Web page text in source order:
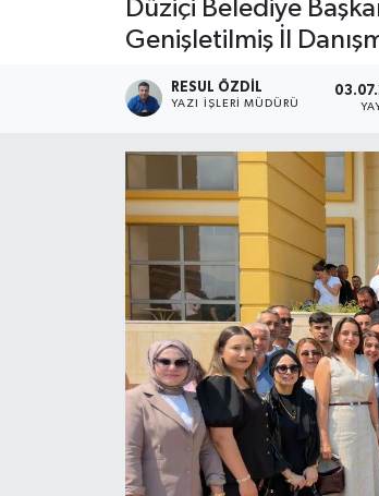
Düziçi Belediye
Genişletilmiş İl
RESUL ÖZDIL
YAZI İŞLERI MÜDÜRÜ
RESMİ İLANLAR
Son Dakika Haberleri
Haber Arşivi